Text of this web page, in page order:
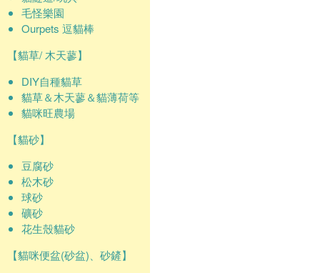
毛怪樂園
Ourpets 逗貓棒
【貓草/ 木天蓼】
DIY自種貓草
貓草＆木天蓼＆貓薄荷等
貓咪旺農場
【貓砂】
豆腐砂
松木砂
球砂
礦砂
花生殼貓砂
【貓咪便盆(砂盆)、砂鏟】